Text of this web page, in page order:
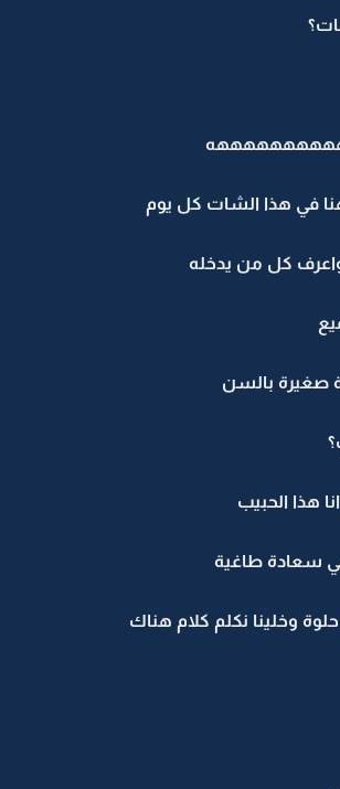
هنا في هذا الشات كل يوم
كل من يدخله
صغيرة بالسن
هذا الحبيب
سعادة طاغية
وخلينا نكلم كلام هناك